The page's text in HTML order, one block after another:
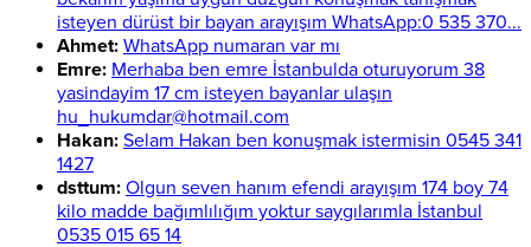
isteyen dürüst bir bayan arayışım WhatsApp:0 535 370...
Ahmet: WhatsApp numaran var mı
Emre: Merhaba ben emre İstanbulda oturuyorum 38
yasindayim 17 cm isteyen bayanlar ulaşın
hu_hukumdar@hotmail.com
Hakan: Selam Hakan ben konuşmak istermisin 0545 341
1427
dsttum: Olgun seven hanım efendi arayışım 174 boy 74
kilo madde bağımlılığım yoktur saygılarımla İstanbul
0535 015 65 14